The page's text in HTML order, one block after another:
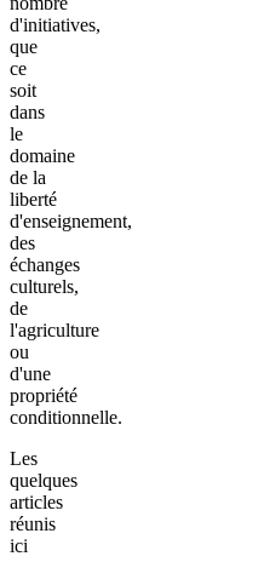
d'initiatives,
que
ce
soit
dans
le
domaine
de la
liberté
d'enseignement,
des
échanges
culturels,
de
l'agriculture
ou
d'une
propriété
conditionnelle.
Les
quelques
articles
réunis
ici